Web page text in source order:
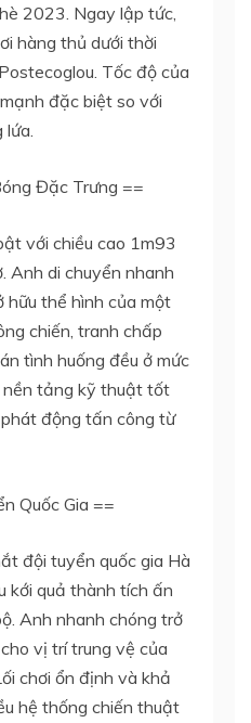
2023. Ngay lập tức,
hàng thủ dưới thời
Tốc độ của
đặc biệt so với
Đặc Trưng ==
với chiều cao 1m93
Anh di chuyển nhanh
hữu thể hình của một
chiến, tranh chấp
tình huống đều ở mức
tảng kỹ thuật tốt
động tấn công từ
Quốc Gia ==
đội tuyển quốc gia Hà
kới quả thành tích ấn
Anh nhanh chóng trở
vị trí trung vệ của
chơi ổn định và khả
hệ thống chiến thuật